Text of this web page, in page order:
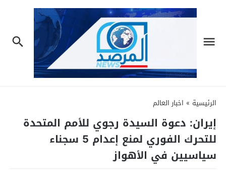
الرئيسية » اخبار العالم
إيران: دعوة السيدة رجوي للأمم المتحدة
للتحرك الفوري لمنع إعدام 5 سجناء
سياسيين في الأهواز